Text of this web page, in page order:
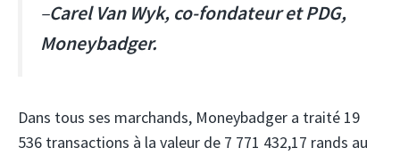
–Carel Van Wyk, co-fondateur et PDG,
Moneybadger.
Dans tous ses marchands, Moneybadger a traité 19
536 transactions à la valeur de 7 771 432,17 rands au